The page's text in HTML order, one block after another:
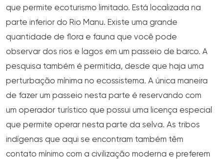
que permite ecoturismo limitado. Está localizada na
parte inferior do Rio Manu. Existe uma grande
quantidade de flora e fauna que você pode
observar dos rios e lagos em um passeio de barco. A
pesquisa também é permitida, desde que haja uma
perturbação mínima no ecossistema. A única maneira
de fazer um passeio nesta parte é reservando com
um operador turístico que possui uma licença especial
que permite operar nesta parte da selva. As tribos
indígenas que aqui se encontram também têm
contato mínimo com a civilização moderna e preferem